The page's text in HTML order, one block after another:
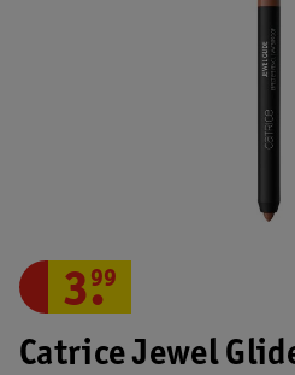
Catrice Jewel
3.
99